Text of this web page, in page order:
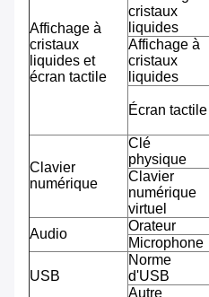
Affichage à
cristaux
liquides et
écran tactile
cristaux
liquides
Affichage à
cristaux
liquides
Écran tactile
Clavier
numérique
Clé
physique
Clavier
numérique
virtuel
Audio
Orateur
Microphone
USB
Norme
d'USB
Autre